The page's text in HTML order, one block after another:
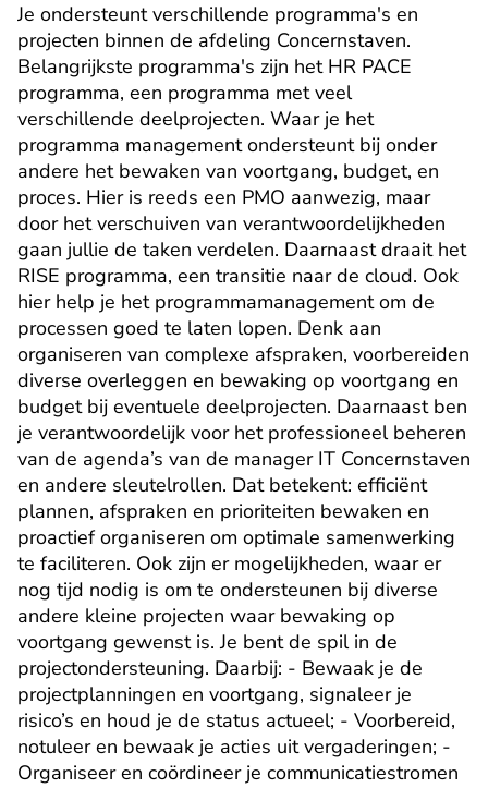
Je ondersteunt verschillende programma's en
projecten binnen de afdeling Concernstaven.
Belangrijkste programma's zijn het HR PACE
programma, een programma met veel
verschillende deelprojecten. Waar je het
programma management ondersteunt bij onder
andere het bewaken van voortgang, budget, en
proces. Hier is reeds een PMO aanwezig, maar
door het verschuiven van verantwoordelijkheden
gaan jullie de taken verdelen. Daarnaast draait het
RISE programma, een transitie naar de cloud. Ook
hier help je het programmamanagement om de
processen goed te laten lopen. Denk aan
organiseren van complexe afspraken, voorbereiden
diverse overleggen en bewaking op voortgang en
budget bij eventuele deelprojecten. Daarnaast ben
je verantwoordelijk voor het professioneel beheren
van de agenda’s van de manager IT Concernstaven
en andere sleutelrollen. Dat betekent: efficiënt
plannen, afspraken en prioriteiten bewaken en
proactief organiseren om optimale samenwerking
te faciliteren. Ook zijn er mogelijkheden, waar er
nog tijd nodig is om te ondersteunen bij diverse
andere kleine projecten waar bewaking op
voortgang gewenst is. Je bent de spil in de
projectondersteuning. Daarbij: - Bewaak je de
projectplanningen en voortgang, signaleer je
risico’s en houd je de status actueel; - Voorbereid,
notuleer en bewaak je acties uit vergaderingen; -
Organiseer en coördineer je communicatiestromen